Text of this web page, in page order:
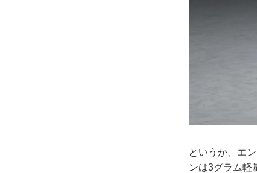
というか、エ
ンは3グラム軽